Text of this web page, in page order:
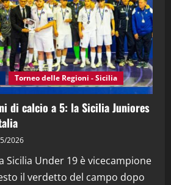
21/04/2026
in Podcast Sport News
in Podcast: 27^ Puntata
14 Aprile 2026)
15/04/2026
in Podcast
in Podcast: 26^ Puntata
08/04/2026
Torneo delle Regioni - Sicilia
di calcio a 5: la Sicilia Juniores
2026
Sicilia Under 19 è vicecampione
il verdetto del campo dopo